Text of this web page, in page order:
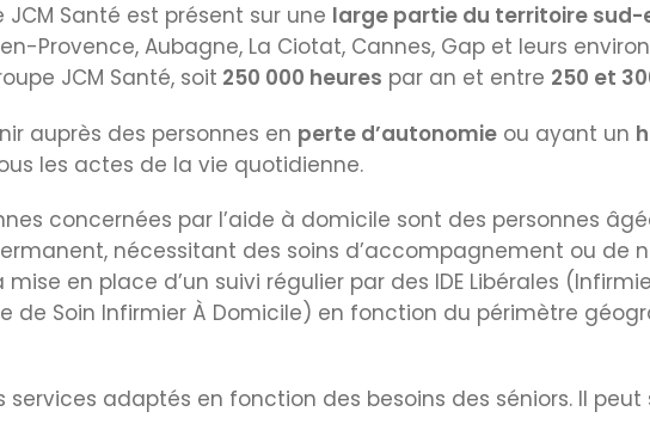
Santé est présent sur une large partie du territoire sud-
Provence, Aubagne, La Ciotat, Cannes, Gap et leurs
JCM Santé, soit 250 000 heures par an et entre 250 et
auprès des personnes en perte d’autonomie ou ayant un
les actes de la vie quotidienne.
concernées par l’aide à domicile sont des personnes
nécessitant des soins d’accompagnement ou de
en place d’un suivi régulier par des IDE Libérales
de Soin Infirmier À Domicile) en fonction du périmètre
services adaptés en fonction des besoins des séniors. Il peut